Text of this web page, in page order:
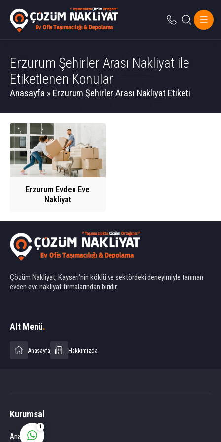
Erzurum Şehirler Arası Nakliyat ile
Etiketlenen Konular
Anasayfa » Erzurum Şehirler Arası Nakliyat Etiketi
Erzurum Evden Eve
Nakliyat
Çözüm Nakliyat, Kayseri'nin köklü ve sektördeki deneyimiyle tanınan
evden eve nakliyat firmalarından biridir.
Alt Menü.
Anasayfa Hakkımızda
Kurumsal
Anasayfa
1